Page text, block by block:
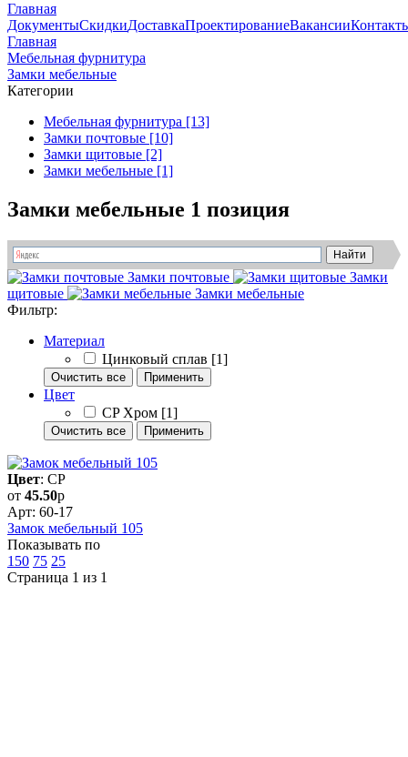
Главная
ДокументыСкидкиДоставкаПроектированиеВакансии
Главная
Мебельная фурнитура
Замки мебельные
Категории
Мебельная фурнитура [13]
Замки почтовые [10]
Замки щитовые [2]
Замки мебельные [1]
Замки мебельные 1 позиция
Замки почтовые
Замки
щитовые
Замки мебельные
Фильтр:
Материал
Цинковый сплав [1]
Очистить все Применить
Цвет
CP Хром [1]
Очистить все Применить
Цвет: CP
от 45.50р
Арт: 60-17
Замок мебельный 105
Показывать по
150 75 25
Страница 1 из 1